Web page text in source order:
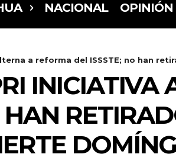
NACIONAL OPINIÓN
a reforma del ISSSTE; no han
INICIATIVA
HAN